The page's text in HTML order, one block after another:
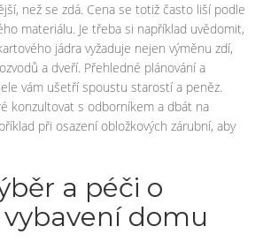
než se zdá. Cena se totiž často liší podle
materiálu. Je třeba si například uvědomit,
jádra vyžaduje nejen výměnu zdí,
a dveří. Přehledné plánování a
vám ušetří spoustu starostí a peněz.
konzultovat s odborníkem a dbát na
při osazení obložkových zárubní, aby
a péči o
domu